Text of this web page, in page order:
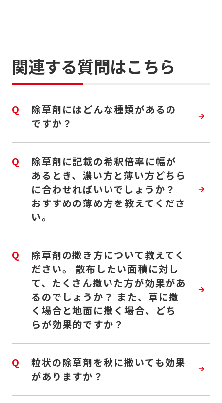
関連する質問はこちら
Q
除草剤にはどんな種類があるの
ですか？
Q
除草剤に記載の希釈倍率に幅が
あるとき、濃い方と薄い方どちら
に合わせればいいでしょうか？
おすすめの薄め方を教えてくださ
い。
Q
除草剤の撒き方について教えてく
ださい。 散布したい面積に対し
て、たくさん撒いた方が効果があ
るのでしょうか？ また、草に撒
く場合と地面に撒く場合、どち
らが効果的ですか？
Q
粒状の除草剤を秋に撒いても効果
がありますか？